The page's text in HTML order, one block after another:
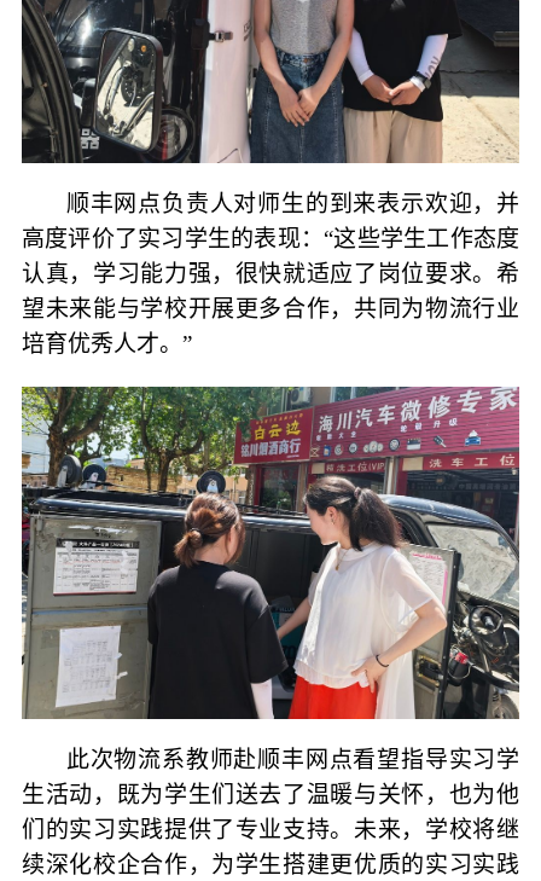
顺丰网点负责人对师生的到来表示欢迎，并
高度评价了实习学生的表现： “这些学生工作态度
认真，学习能力强，很快就适应了岗位要求。希
望未来能与学校开展更多合作，共同为物流行业
培育优秀人才。”
此次物流系教师赴顺丰网点看望指导实习学
生活动，既为学生们送去了温暖与关怀，也为他
们的实习实践提供了专业支持。未来，学校将继
续深化校企合作，为学生搭建更优质的实习实践